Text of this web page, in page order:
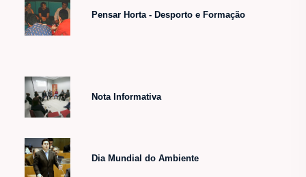
Pensar Horta - Desporto e Formação
Nota Informativa
Dia Mundial do Ambiente